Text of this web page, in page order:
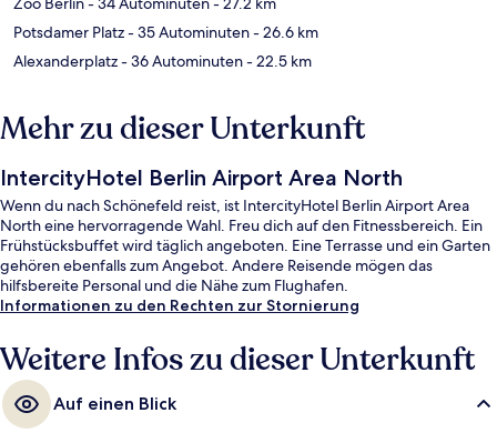
Potsdamer Platz- 35 Autominuten- 26.6 km
Alexanderplatz- 36 Autominuten- 22.5 km
Mehr zu dieser Unterkunft
IntercityHotel Berlin Airport Area North
Wenn du nach Schönefeld reist, ist IntercityHotel Berlin Airport Area
North eine hervorragende Wahl. Freu dich auf den Fitnessbereich. Ein
Frühstücksbuffet wird täglich angeboten. Eine Terrasse und ein Garten
gehören ebenfalls zum Angebot. Andere Reisende mögen das
hilfsbereite Personal und die Nähe zum Flughafen.
Informationen zu den Rechten zur Stornierung
Weitere Infos zu dieser Unterkunft
Auf einen Blick